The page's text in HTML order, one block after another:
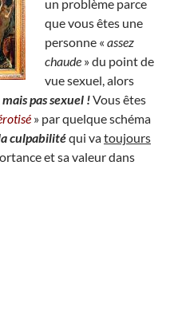
un problème parce
que vous êtes une
personne « assez
chaude » du point de
vue sexuel, alors
mais pas sexuel !Vous êtes
» par quelque schéma
culpabilitéqui vatoujours
et sa valeur dans